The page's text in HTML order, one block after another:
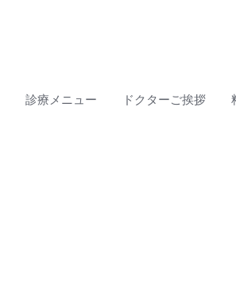
診療メニュー ドクターご挨拶